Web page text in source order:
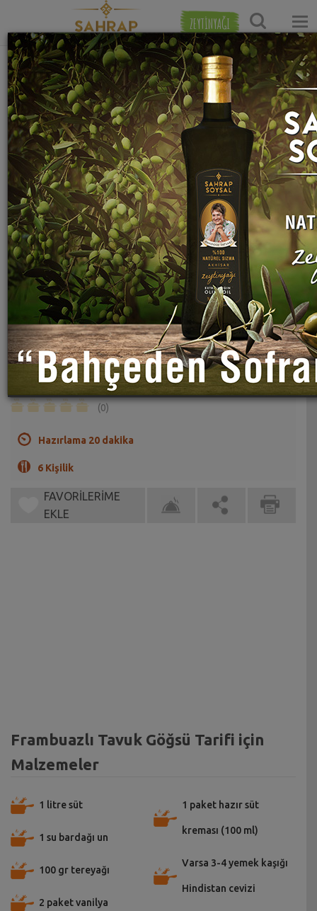
ZEYTİNYAĞI
Ana Sayfa Tatlı Tarifleri
Frambuazlı Tavuk Göğsü Tarifi
Sahrap Soysal
Frambuaz yerine böğürtlen de kullanılabilir.
(0)
Hazırlama 20 dakika
6 Kişilik
FAVORİLERİME
EKLE
Frambuazlı Tavuk Göğsü Tarifi için
Malzemeler
1 litre süt
1 su bardağı un
100 gr tereyağı
2 paket vanilya
1 paket hazır süt
kreması (100 ml)
Varsa 3-4 yemek kaşığı
Hindistan cevizi